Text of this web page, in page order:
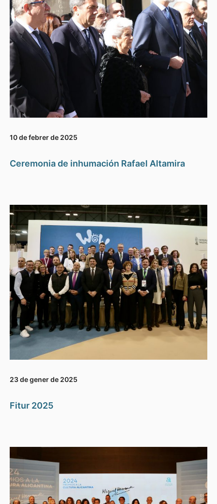
10 de febrer de 2025
Ceremonia de inhumación Rafael Altamira
23 de gener de 2025
Fitur 2025